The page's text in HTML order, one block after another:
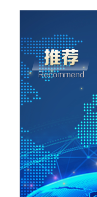
题，在《基
确LOF终止上
解决部分LOF
题，适当参考